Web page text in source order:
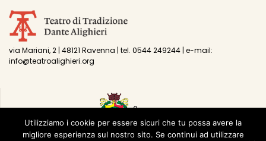
via Mariani, 2 | 48121 Ravenna | tel. 0544 249244 | e-mail:
info@teatroalighieri.org
Utilizziamo i cookie per essere sicuri che tu possa avere la
migliore esperienza sul nostro sito. Se continui ad utilizzare